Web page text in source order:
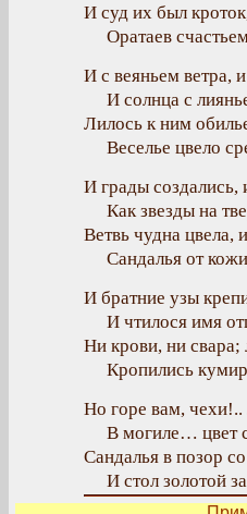
И суд их был
Оратаев
И с веяньем ветра,
И солнца с
Лилось к ним
Веселье цвело
И грады создались,
Как звезды на
Ветвь чудна цвела,
Сандалья от
И братние узы
И чтилося имя
Ни крови, ни
Кропились
Но горе вам,
В могиле… цвет
Сандалья в позор
И стол золотой